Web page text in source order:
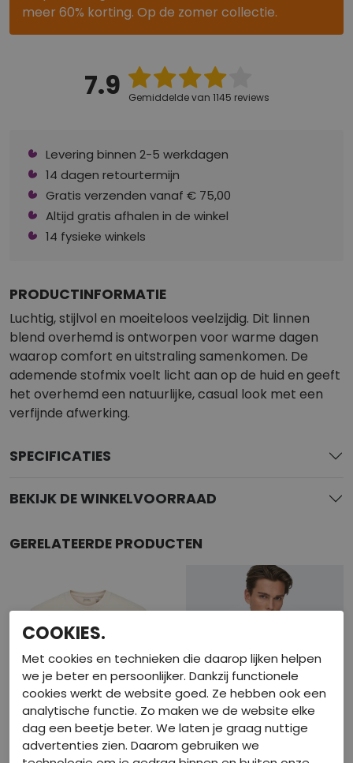
meer 60% korting. Op de zomer collectie.
7.9 Gemiddelde van 1145 reviews
Levering binnen 2-5 werkdagen
14 dagen retourtermijn
Gratis verzenden vanaf € 75,00
Altijd gratis afhalen in de winkel
14 fysieke winkels
PRODUCTINFORMATIE
Luchtig, stijlvol en moeiteloos veelzijdig. Dit linnen
blend overhemd is ontworpen voor warme dagen
waarop comfort en uitstraling samenkomen. De
ademende stofmix voelt licht aan op de huid en geeft
het overhemd een natuurlijke, casual look met een
verfijnde afwerking.
SPECIFICATIES
BEKIJK DE WINKELVOORRAAD
GERELATEERDE PRODUCTEN
COOKIES.
Met cookies en technieken die daarop lijken helpen
we je beter en persoonlijker. Dankzij functionele
cookies werkt de website goed. Ze hebben ook een
analytische functie. Zo maken we de website elke
dag een beetje beter. We laten je graag nuttige
advertenties zien. Daarom gebruiken we